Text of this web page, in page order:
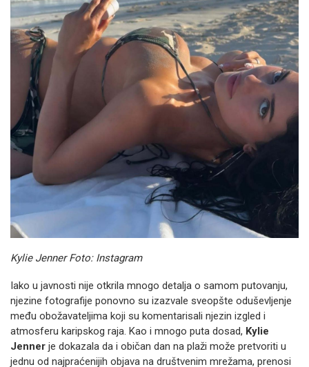
Kylie Jenner Foto: Instagram
Iako u javnosti nije otkrila mnogo detalja o samom putovanju,
njezine fotografije ponovno su izazvale sveopšte oduševljenje
među obožavateljima koji su komentarisali njezin izgled i
atmosferu karipskog raja. Kao i mnogo puta dosad, Kylie
Jenner je dokazala da i običan dan na plaži može pretvoriti u
jednu od najpraćenijih objava na društvenim mrežama, prenosi